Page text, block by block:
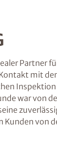
Partner
mit
war von
von